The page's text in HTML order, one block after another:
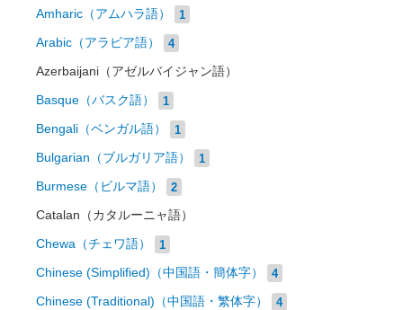
Amharic（アムハラ語） 1
Arabic（アラビア語） 4
Azerbaijani（アゼルバイジャン語）
Basque（バスク語） 1
Bengali（ベンガル語） 1
Bulgarian（ブルガリア語） 1
Burmese（ビルマ語） 2
Catalan（カタルーニャ語）
Chewa（チェワ語） 1
Chinese (Simplified)（中国語・簡体字） 4
Chinese (Traditional)（中国語・繁体字） 4